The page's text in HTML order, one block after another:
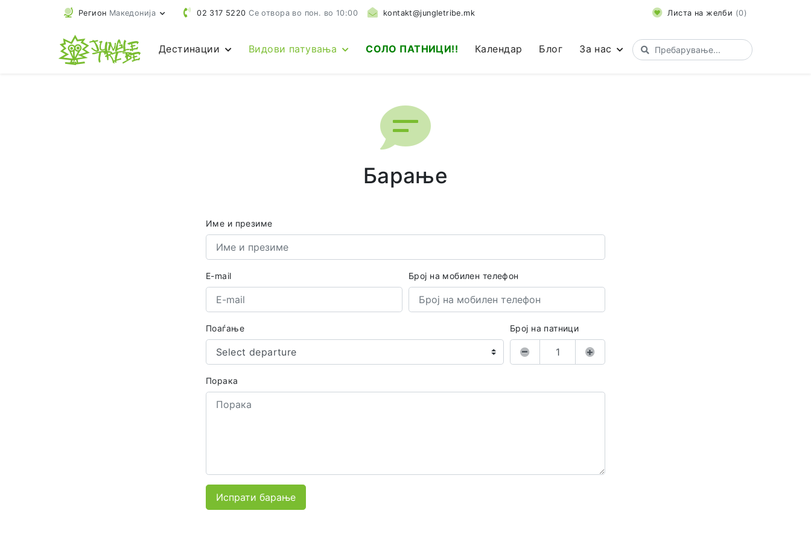
Регион Македонија 02 317 5220 Се отвора во пон. во 10:00 kontakt@jungletribe.mk Листа на желби (0)
Дестинации Видови патувања СОЛО ПАТНИЦИ!! Календар Блог За нас
Барање
Име и презиме
E-mail Број на мобилен телефон
Поаѓање
Select departure
Број на патници
Порака
Испрати барање